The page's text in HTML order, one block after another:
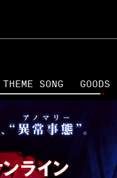
THEME SONG GOODS